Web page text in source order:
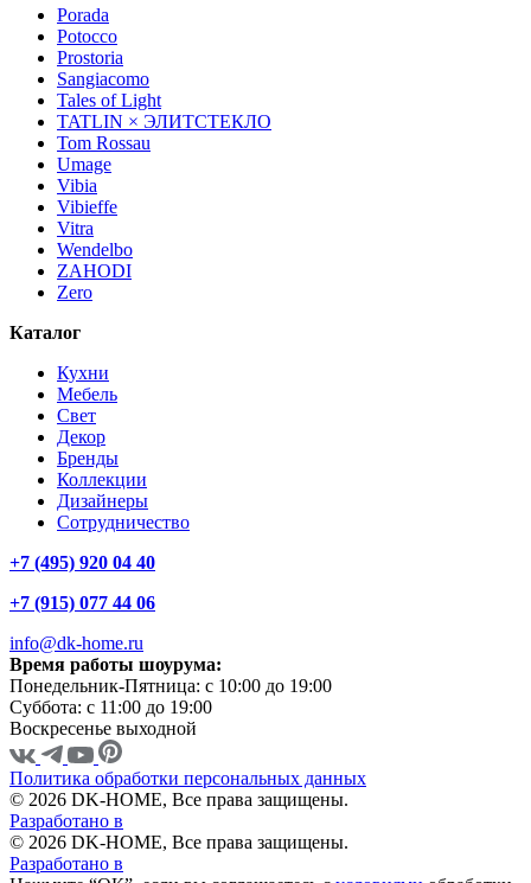
Porada
Potocco
Prostoria
Sangiacomo
Tales of Light
TATLIN × ЭЛИТСТЕКЛО
Tom Rossau
Umage
Vibia
Vibieffe
Vitra
Wendelbo
ZAHODI
Zero
Каталог
Кухни
Мебель
Свет
Декор
Бренды
Коллекции
Дизайнеры
Сотрудничество
+7 (495) 920 04 40
+7 (915) 077 44 06
info@dk-home.ru
Время работы шоурума:
Понедельник-Пятница: c 10:00 до 19:00
Суббота: c 11:00 до 19:00
Воскресенье выходной
Политика обработки персональных данных
© 2026 DK-HOME, Все права защищены.
Разработано в
© 2026 DK-HOME, Все права защищены.
Разработано в